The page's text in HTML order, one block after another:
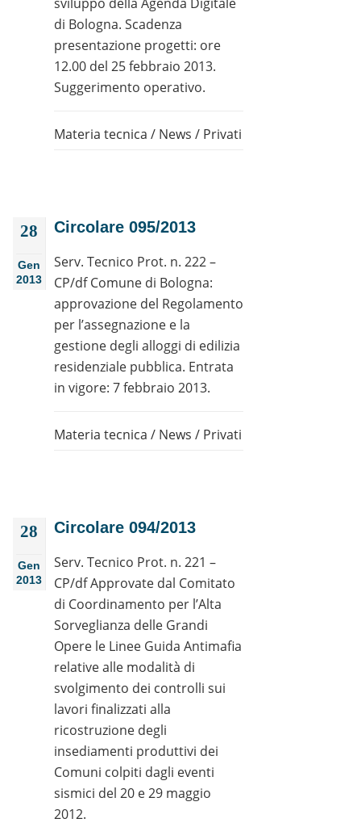
di Bologna. Scadenza
presentazione progetti: ore
12.00 del 25 febbraio 2013.
Suggerimento operativo.
Materia tecnica / News / Privati
28
Gen
2013
Circolare 095/2013
Serv. Tecnico Prot. n. 222 –
CP/df Comune di Bologna:
approvazione del Regolamento
per l’assegnazione e la
gestione degli alloggi di edilizia
residenziale pubblica. Entrata
in vigore: 7 febbraio 2013.
Materia tecnica / News / Privati
28
Gen
2013
Circolare 094/2013
Serv. Tecnico Prot. n. 221 –
CP/df Approvate dal Comitato
di Coordinamento per l’Alta
Sorveglianza delle Grandi
Opere le Linee Guida Antimafia
relative alle modalità di
svolgimento dei controlli sui
lavori finalizzati alla
ricostruzione degli
insediamenti produttivi dei
Comuni colpiti dagli eventi
sismici del 20 e 29 maggio
2012.